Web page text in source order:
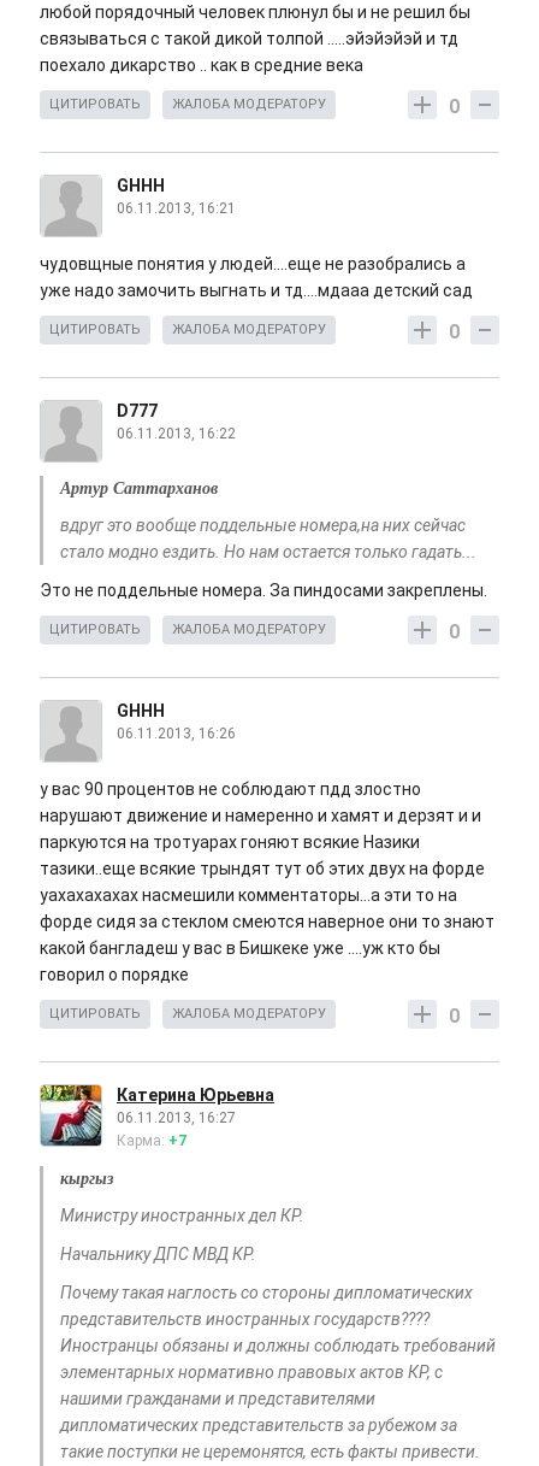
любой порядочный человек плюнул бы и не решил бы
связываться с такой дикой толпой .....эйэйэйэй и тд
поехало дикарство .. как в средние века
0
ЦИТИРОВАТЬ ЖАЛОБА МОДЕРАТОРУ
GHHH
06.11.2013, 16:21
чудовщные понятия у людей....еще не разобрались а
уже надо замочить выгнать и тд....мдааа детский сад
0
ЦИТИРОВАТЬ ЖАЛОБА МОДЕРАТОРУ
D777
06.11.2013, 16:22
Артур Саттарханов
вдруг это вообще поддельные номера,на них сейчас
стало модно ездить. Но нам остается только гадать...
Это не поддельные номера. За пиндосами закреплены.
0
ЦИТИРОВАТЬ ЖАЛОБА МОДЕРАТОРУ
GHHH
06.11.2013, 16:26
у вас 90 процентов не соблюдают пдд злостно
нарушают движение и намеренно и хамят и дерзят и и
паркуются на тротуарах гоняют всякие Назики
тазики..еще всякие трындят тут об этих двух на форде
уахахахахах насмешили комментаторы...а эти то на
форде сидя за стеклом смеются наверное они то знают
какой бангладеш у вас в Бишкеке уже ....уж кто бы
говорил о порядке
0
ЦИТИРОВАТЬ ЖАЛОБА МОДЕРАТОРУ
Катерина Юрьевна
06.11.2013, 16:27
Карма: +7
кыргыз
Министру иностранных дел КР.
Начальнику ДПС МВД КР.
Почему такая наглость со стороны дипломатических
представительств иностранных государств????
Иностранцы обязаны и должны соблюдать требований
элементарных нормативно правовых актов КР, с
нашими гражданами и представителями
дипломатических представительств за рубежом за
такие поступки не церемонятся, есть факты привести.